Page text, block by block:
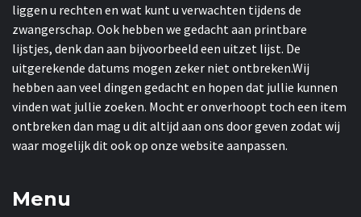
liggen u rechten en wat kunt u verwachten tijdens de
zwangerschap. Ook hebben we gedacht aan printbare
lijstjes, denk dan aan bijvoorbeeld een uitzet lijst. De
uitgerekende datums mogen zeker niet ontbreken.Wij
hebben aan veel dingen gedacht en hopen dat jullie kunnen
vinden wat jullie zoeken. Mocht er onverhoopt toch een item
ontbreken dan mag u dit altijd aan ons door geven zodat wij
waar mogelijk dit ook op onze website aanpassen.
Menu